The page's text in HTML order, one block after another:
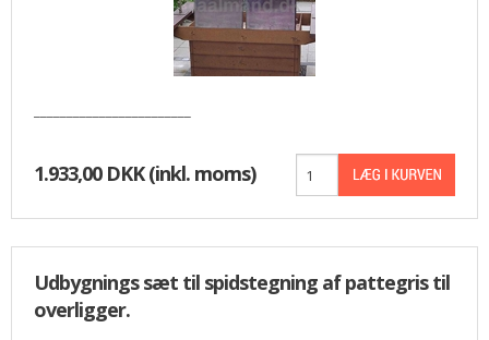
1.933,00 DKK(inkl. moms)
Udbygnings sæt til spidstegning af pattegris til
overligger.